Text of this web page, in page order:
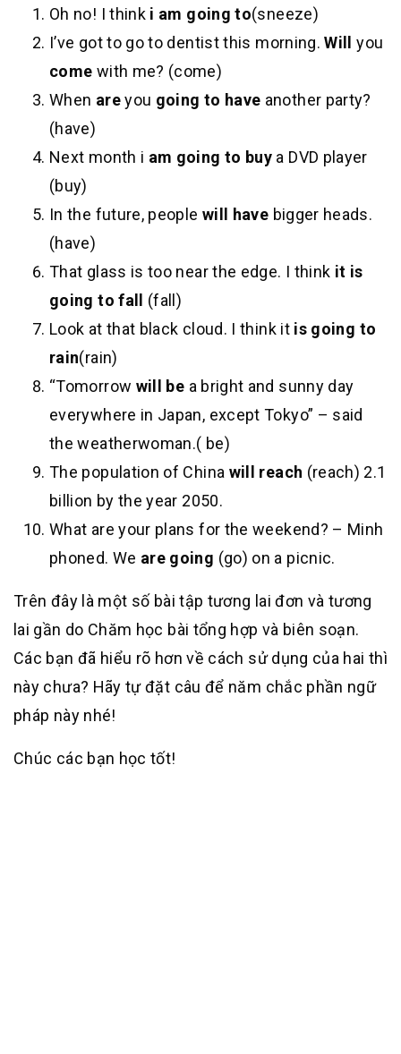
Oh no! I think i am going to(sneeze)
I’ve got to go to dentist this morning.Will you
come with me? (come)
When areyou going to have another party?
(have)
Next month i am going to buy a DVD player
(buy)
In the future, people will have bigger heads.
(have)
That glass is too near the edge. I think it is
going to fall (fall)
Look at that black cloud. I think it is going to
rain(rain)
“Tomorrow will be a bright and sunny day
everywhere in Japan, except Tokyo” – said
the weatherwoman.( be)
The population of China will reach (reach) 2.1
billion by the year 2050.
What are your plans for the weekend? – Minh
phoned. We are going (go) on a picnic.
Trên đây là một số bài tập tương lai đơn và tương
lai gần do Chăm học bài tổng hợp và biên soạn.
Các bạn đã hiểu rõ hơn về cách sử dụng của hai thì
này chưa? Hãy tự đặt câu để năm chắc phần ngữ
pháp này nhé!
Chúc các bạn học tốt!